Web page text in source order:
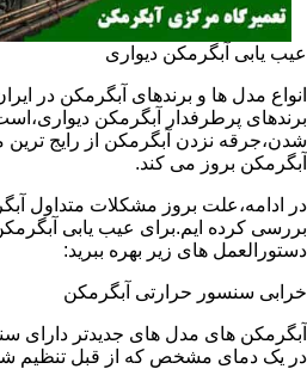
عیب یابی آبگرمکن دیواری
انواع مدل ها و برندهای آبگرمکن در
برندهای پرطرفدار آبگرمکن
شدن،جرقه نزدن آبگرمکن از رایج
آبگرمکن بروز می کند.
در ادامه،علت بروز مشکلات متداول
بررسی کرده ایم.برای عیب یابی
دستورالعمل های زیر بهره ببرید:
خرابی سنسور حرارتی آبگرمکن
آبگرمکن های مدل های جدیدتر دارای
در یک دمای مشخص که از قبل تنظیم